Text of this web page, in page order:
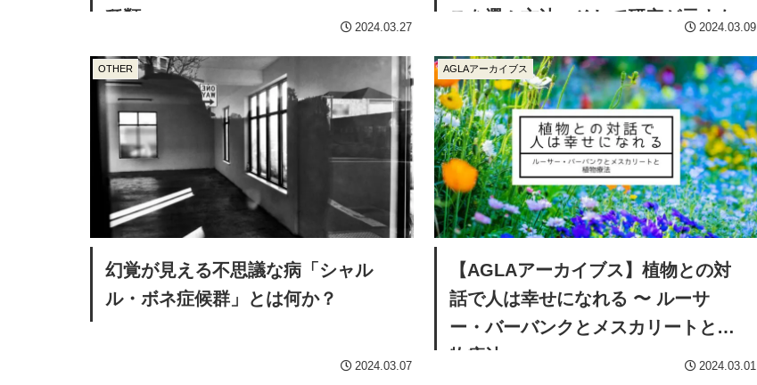
種類 〜
2024.03.27
スを選ぶ方法、そして研究が示すも
2024.03.09
OTHER
幻覚が見える不思議な病「シャル
ル・ボネ症候群」とは何か？
2024.03.07
AGLAアーカイブス
【AGLAアーカイブス】植物との対
話で人は幸せになれる 〜 ルーサ
ー・バーバンクとメスカリートと植
物療法
2024.03.01